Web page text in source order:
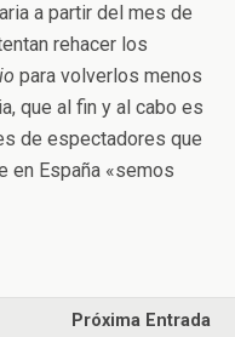
a partir del mes de
rehacer los
para volverlos menos
que al fin y al cabo es
de espectadores que
en España «semos
Próxima Entrada